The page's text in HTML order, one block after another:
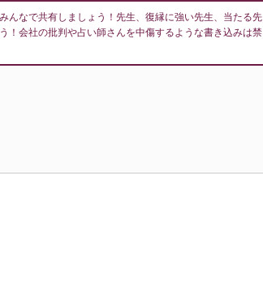
んなで共有しましょう！先生、復縁に強い先生、当たる先
！会社の批判や占い師さんを中傷するような書き込みは禁